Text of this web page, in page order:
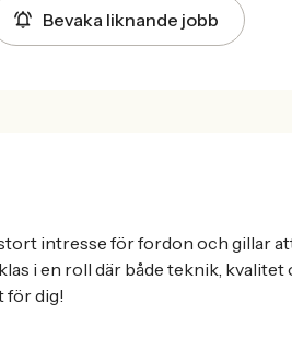
Bevaka liknande jobb
intresse för fordon och gillar
i en roll där både teknik, kvalitet
för dig!